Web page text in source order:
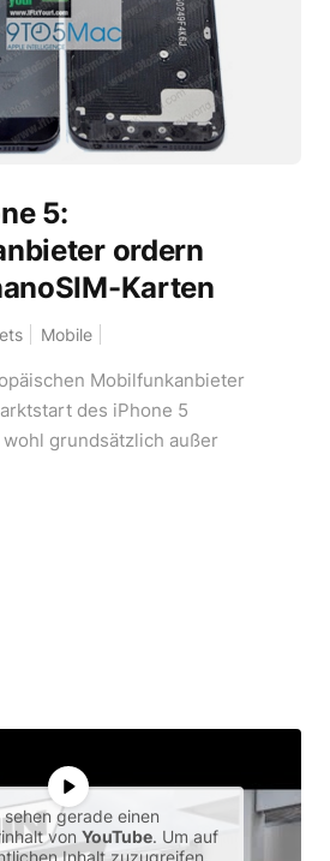
5:
ordern
Karten
Mobile
Mobilfunkanbieter
des iPhone 5
grundsätzlich außer
sehen gerade einen
vonYouTube. Um auf
Inhalt zuzugreifen,